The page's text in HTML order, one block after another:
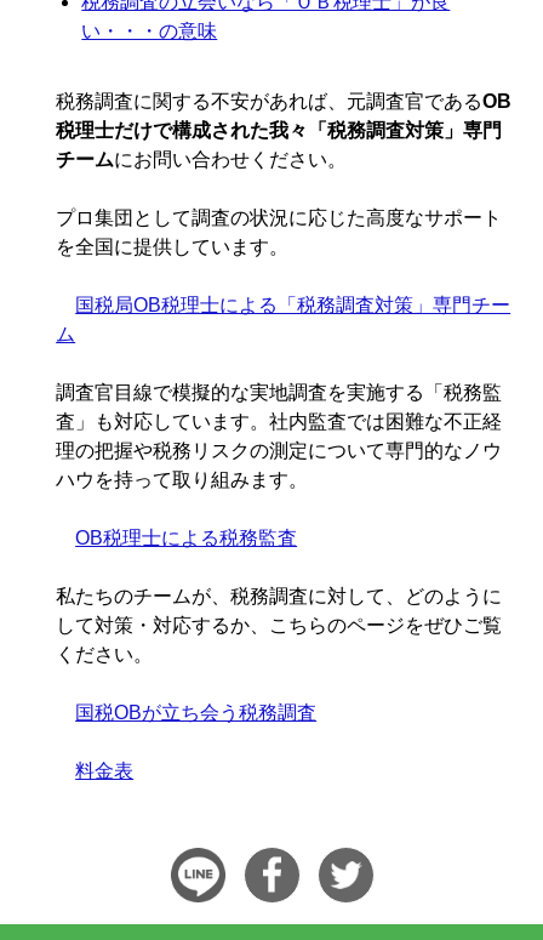
い・・・の意味
税務調査に関する不安があれば、元調査官であるOB
税理士だけで構成された我々「税務調査対策」専門
チームにお問い合わせください。
プロ集団として調査の状況に応じた高度なサポート
を全国に提供しています。
国税局OB税理士による「税務調査対策」専門チー
ム
調査官目線で模擬的な実地調査を実施する「税務監
査」も対応しています。社内監査では困難な不正経
理の把握や税務リスクの測定について専門的なノウ
ハウを持って取り組みます。
OB税理士による税務監査
私たちのチームが、税務調査に対して、どのように
して対策・対応するか、こちらのページをぜひご覧
ください。
国税OBが立ち会う税務調査
料金表